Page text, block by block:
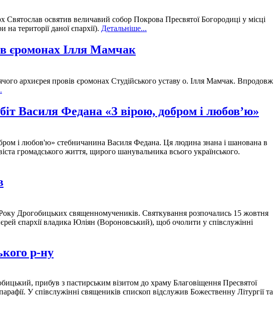
Святослав освятив величавий собор Покрова Пресвятої Богородиці у місці
території даної єпархії). Детальніше...
єромонах Ілля Мамчак
архиєрея провів єромонах Студійського уставу о. Ілля Мамчак. Впродовж
Василя Федана «З вірою, добром і любов’ю»
і любов'ю» стебничанина Василя Федана. Ця людина знана і шанована в
громадського життя, щирого шанувальника всього українського.
Дрогобицьких священномучеників. Святкування розпочались 15 жовтня
єпархії владика Юліян (Вороновський), щоб очолити у співслужінні
р-ну
прибув з пастирським візитом до храму Благовіщення Пресвятої
У співслужінні священиків єпископ відслужив Божественну Літургії та